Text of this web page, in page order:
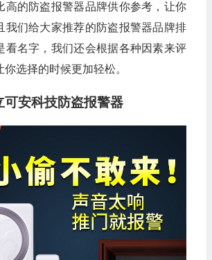
高的防盗报警器品牌供你参考，让你
我们给大家推荐的防盗报警器品牌排
看名字，我们还会根据各种因素来评
选择的时候更加轻松。
可安科技防盗报警器